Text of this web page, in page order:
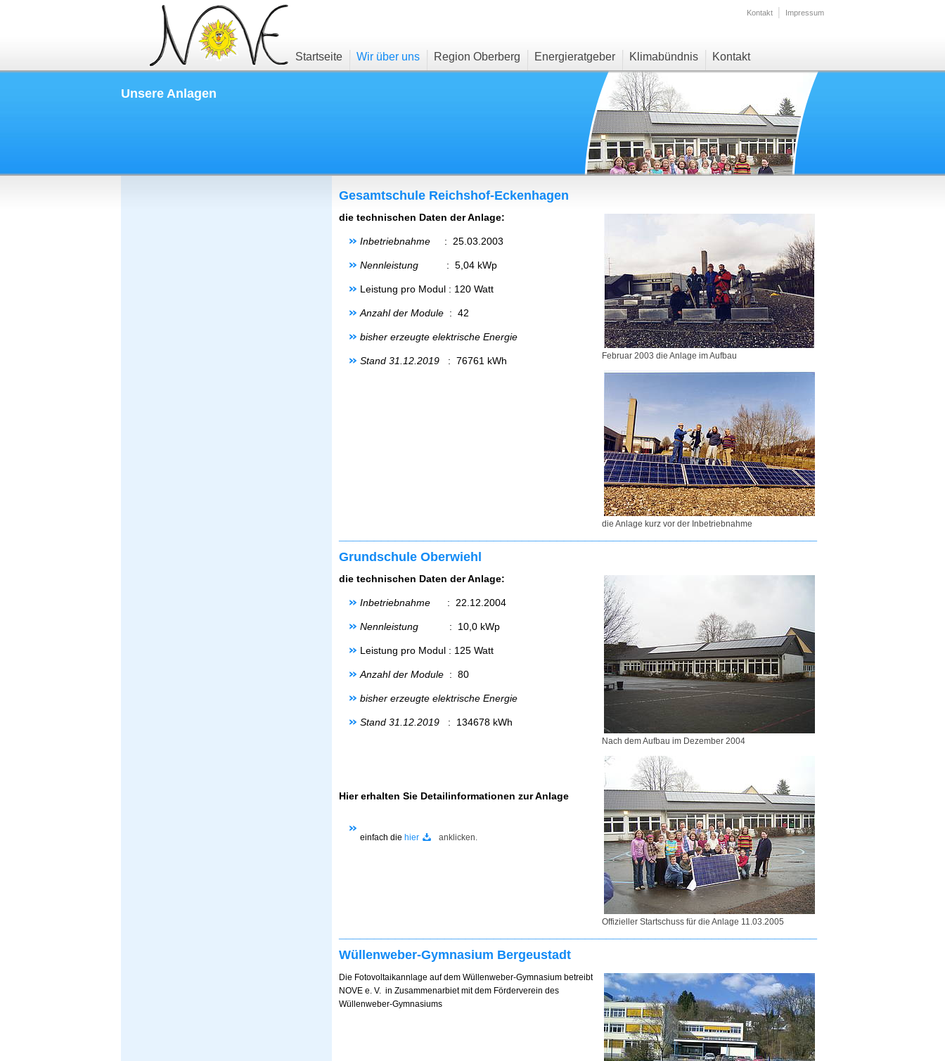
Kontakt Impressum
Startseite Wir über uns Region Oberberg Energieratgeber Klimabündnis Kontakt
Unsere Anlagen
Gesamtschule Reichshof-Eckenhagen
Februar 2003 die Anlage im Aufbau
die Anlage kurz vor der Inbetriebnahme
die technischen Daten der Anlage:
Inbetriebnahme : 25.03.2003
Nennleistung : 5,04 kWp
Leistung pro Modul : 120 Watt
Anzahl der Module : 42
bisher erzeugte elektrische Energie
Stand 31.12.2019 : 76761 kWh
Grundschule Oberwiehl
Nach dem Aufbau im Dezember 2004
Offizieller Startschuss für die Anlage 11.03.2005
die technischen Daten der Anlage:
Inbetriebnahme : 22.12.2004
Nennleistung : 10,0 kWp
Leistung pro Modul : 125 Watt
Anzahl der Module : 80
bisher erzeugte elektrische Energie
Stand 31.12.2019 : 134678 kWh
Hier erhalten Sie Detailinformationen zur Anlage
einfach die hier anklicken.
Wüllenweber-Gymnasium Bergeustadt
Die Fotovoltaikannlage auf dem Wüllenweber-Gymnasium betreibt
NOVE e. V. in Zusammenarbiet mit dem Förderverein des
Wüllenweber-Gymnasiums